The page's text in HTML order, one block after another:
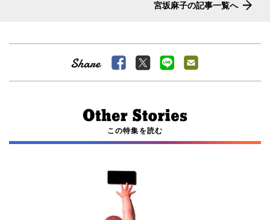
宮坂麻子の記事一覧へ
この特集を読む